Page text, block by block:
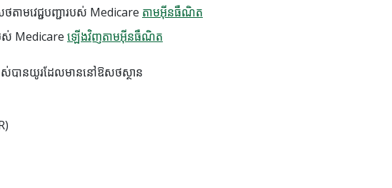
តាមវេជ្ជបញ្ជារបស់ Medicare តាមអ៊ីនធឺណិត
បស់ Medicare ឡើងវិញតាមអ៊ីនធឺណិត
ាស់បានយូរដែលមាននៅឱសថស្ថាន